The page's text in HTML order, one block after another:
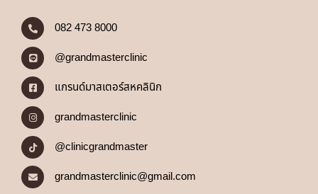
082 473 8000
@grandmasterclinic
แกรนด์มาสเตอร์สหคลินิก
grandmasterclinic
@clinicgrandmaster
grandmasterclinic@gmail.com